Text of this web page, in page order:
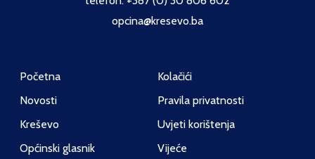
opcina@kresevo.ba
Početna
Novosti
Kreševo
Općinski glasnik
Kolačići
Pravila privatnosti
Uvjeti korištenja
Vijeće